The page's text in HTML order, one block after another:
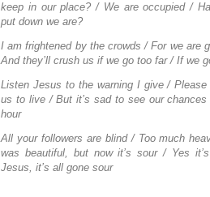
keep in our place? / We are occupied /
put down we are?
I am frightened by the crowds / For we are
And they’ll crush us if we go too far / If we
Listen Jesus to the warning I give /
us to live / But it’s sad to see our chances
hour
All your followers are blind / Too much
was beautiful, but now it’s sour / Yes
Jesus, it’s all gone sour